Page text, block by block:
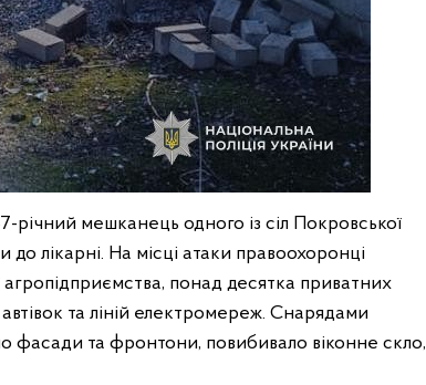
річний мешканець одного із сіл Покровської
до лікарні. На місці атаки правоохоронці
понад десятка приватних
та ліній електромереж. Снарядами
фасади та фронтони, повибивало віконне скло,